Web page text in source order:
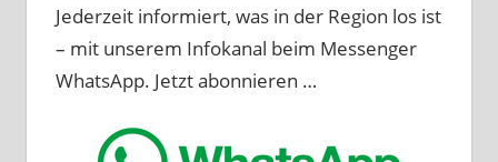
Jederzeit informiert, was in der Region los ist
– mit unserem Infokanal beim Messenger
WhatsApp. Jetzt abonnieren …